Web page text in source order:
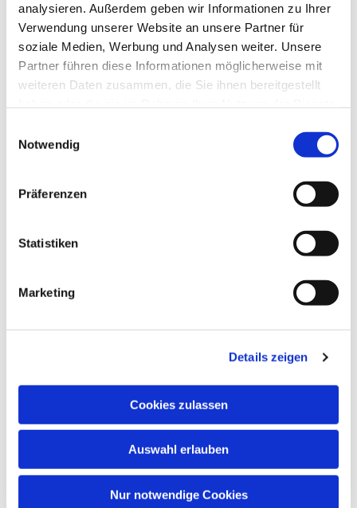
analysieren. Außerdem geben wir Informationen zu Ihrer
Verwendung unserer Website an unsere Partner für
soziale Medien, Werbung und Analysen weiter. Unsere
Partner führen diese Informationen möglicherweise mit
weiteren Daten zusammen, die Sie ihnen bereitgestellt
Notwendig
Präferenzen
Statistiken
Marketing
Details zeigen
Cookies zulassen
Auswahl erlauben
Nur notwendige Cookies
Kirchenkreis Unna.
Textquelle:Café Knirps® Ev. Bildungsportal Unna
(ev-bildungsportal-unna.de)
Dies könnte Sie auch
interessieren